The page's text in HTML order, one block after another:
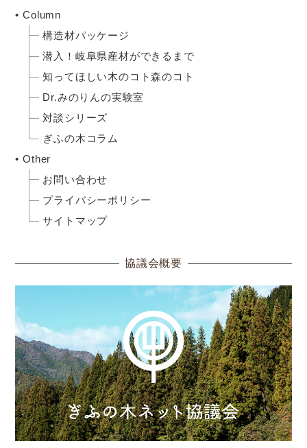
Column
構造材パッケージ
潜入！岐阜県産材ができるまで
知ってほしい木のコト森のコト
Dr.みのりんの実験室
対談シリーズ
ぎふの木コラム
Other
お問い合わせ
プライバシーポリシー
サイトマップ
協議会概要